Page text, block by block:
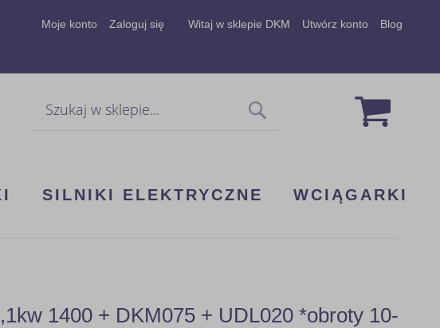
Moje konto Zaloguj się Witaj w sklepie DKM Utwórz konto Blog
Mój
SILNIKI ELEKTRYCZNE WCIĄGARKI
1400 + DKM075 + UDL020 *obroty 10-